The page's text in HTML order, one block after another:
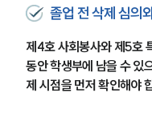
졸업 전 삭제 심의
제4호 사회봉사와 제5호
동안 학생부에 남을 수 있
제 시점을 먼저 확인해야